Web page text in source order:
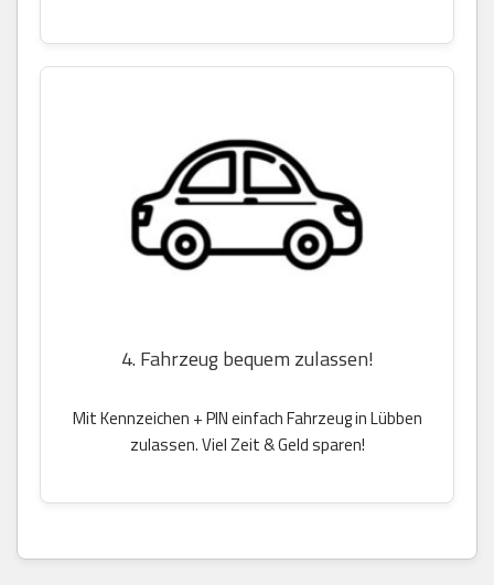
4. Fahrzeug bequem zulassen!
Mit Kennzeichen + PIN einfach Fahrzeug in Lübben
zulassen. Viel Zeit & Geld sparen!